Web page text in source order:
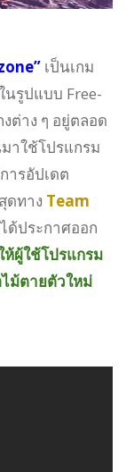
เป็นเกม
นรูปแบบ Free-
ต่าง ๆ อยู่ตลอด
าใช้โปรแกรม
ารอัปเดต
ดทาง Team
ประกาศออก
ห้ผู้ใช้โปรแกรม
ม้ตายตัวใหม่